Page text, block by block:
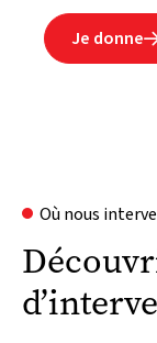
Je donne
Où nous